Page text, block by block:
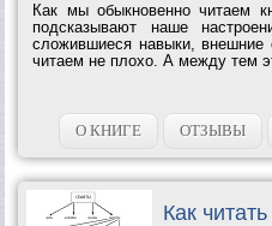
Как мы обыкновенно читаем
подсказывают наше
сложившиеся навыки, внешние
читаем не плохо. А между тем
О КНИГЕ ОТЗЫВЫ
Как